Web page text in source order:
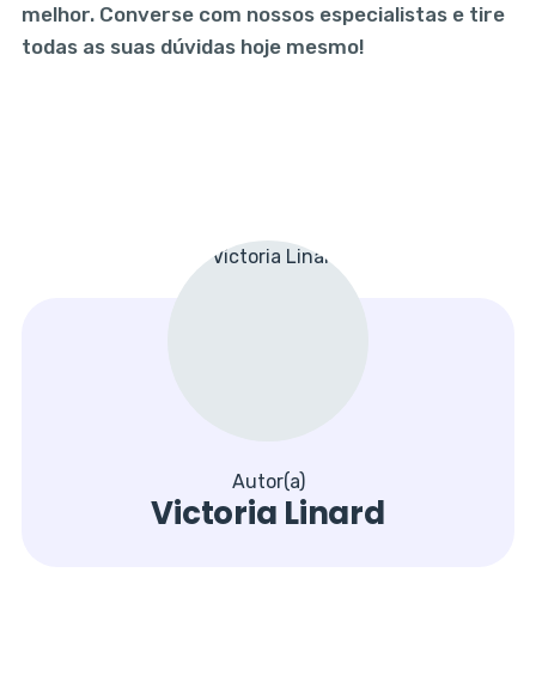
melhor. Converse com nossos especialistas e tire
todas as suas dúvidas hoje mesmo!
Autor(a)
Victoria Linard